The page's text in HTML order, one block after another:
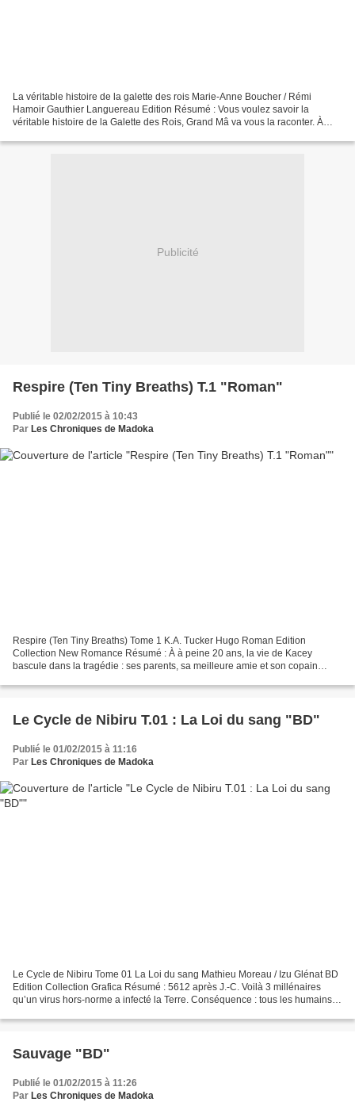
La véritable histoire de la galette des rois Marie-Anne Boucher / Rémi
Hamoir Gauthier Languereau Edition Résumé : Vous voulez savoir la
véritable histoire de la Galette des Rois, Grand Mâ va vous la raconter. À
Publicité
Respire (Ten Tiny Breaths) T.1 "Roman"
Publié le 02/02/2015 à 10:43
Par Les Chroniques de Madoka
Respire (Ten Tiny Breaths) Tome 1 K.A. Tucker Hugo Roman Edition
Collection New Romance Résumé : À à peine 20 ans, la vie de Kacey
bascule dans la tragédie : ses parents, sa meilleure amie et son copain
Le Cycle de Nibiru T.01 : La Loi du sang "BD"
Publié le 01/02/2015 à 11:16
Par Les Chroniques de Madoka
Le Cycle de Nibiru Tome 01 La Loi du sang Mathieu Moreau / Izu Glénat BD
Edition Collection Grafica Résumé : 5612 après J.-C. Voilà 3 millénaires
qu’un virus hors-norme a infecté la Terre. Conséquence : tous les humains
Sauvage "BD"
Publié le 01/02/2015 à 11:26
Par Les Chroniques de Madoka